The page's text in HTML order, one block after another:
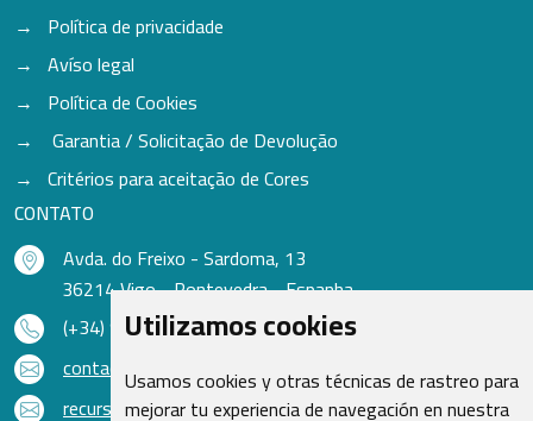
Utilizamos cookies
Usamos cookies y otras técnicas de rastreo para
mejorar tu experiencia de navegación en nuestra
Política de privacidade
Avíso legal
Política de Cookies
Garantia / Solicitação de Devolução
Critérios para aceitação de Cores
CONTATO
Avda. do Freixo - Sardoma, 13
36214 Vigo - Pontevedra - Espanha
(+34) 986 48 16 33
contacto@qsr.es
recursoshumanos@qsr.es